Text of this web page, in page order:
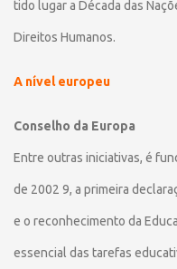
tido lugar a Década das
Direitos Humanos.
A nível europeu
Conselho da Europa
Entre outras iniciativas, é
de 2002 9, a primeira
e o reconhecimento da
essencial das tarefas